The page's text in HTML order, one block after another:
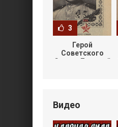
3
Герой
Советского
Союза Дмитрий
Видео